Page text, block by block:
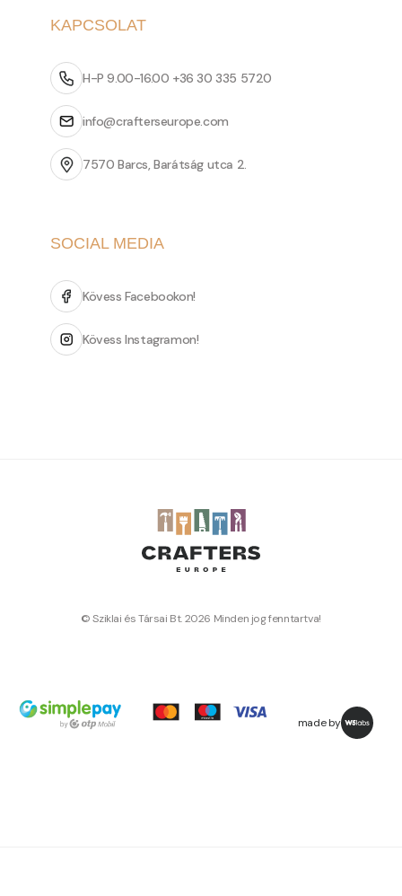
KAPCSOLAT
H-P 9.00-16.00 +36 30 335 5720
info@crafterseurope.com
7570 Barcs, Barátság utca 2.
SOCIAL MEDIA
Kövess Facebookon!
Kövess Instagramon!
© Sziklai és Társai Bt. 2026 Minden jog fenntartva!
made by